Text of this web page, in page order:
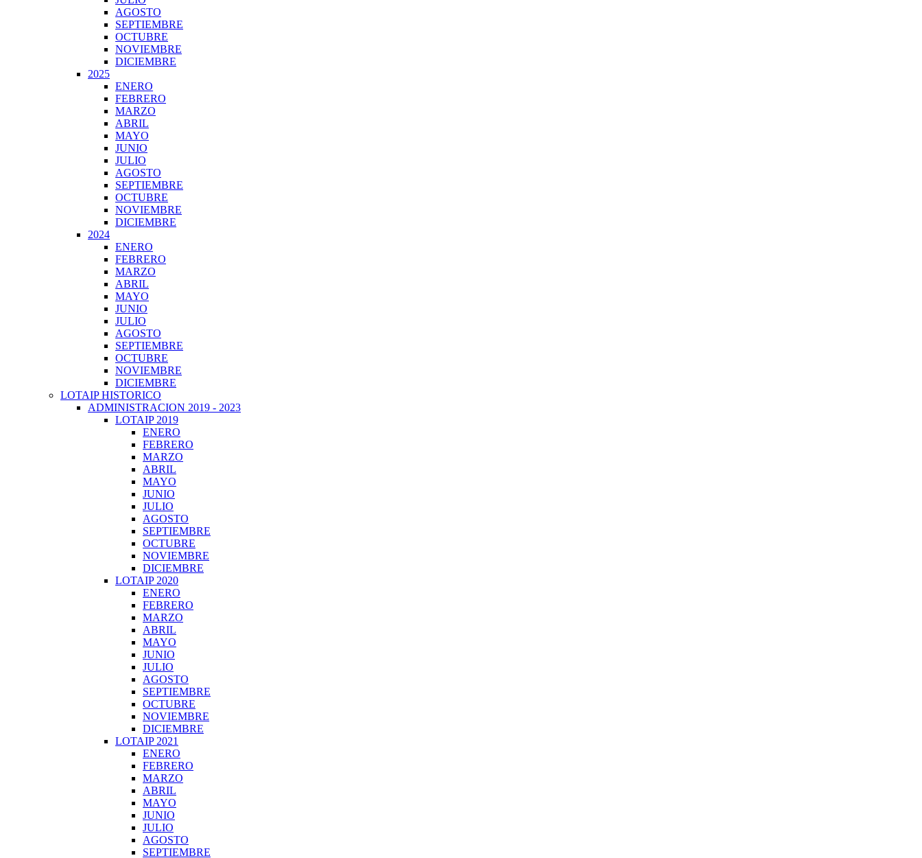
AGOSTO
SEPTIEMBRE
OCTUBRE
NOVIEMBRE
DICIEMBRE
2025
ENERO
FEBRERO
MARZO
ABRIL
MAYO
JUNIO
JULIO
AGOSTO
SEPTIEMBRE
OCTUBRE
NOVIEMBRE
DICIEMBRE
2024
ENERO
FEBRERO
MARZO
ABRIL
MAYO
JUNIO
JULIO
AGOSTO
SEPTIEMBRE
OCTUBRE
NOVIEMBRE
DICIEMBRE
LOTAIP HISTORICO
ADMINISTRACION 2019 - 2023
LOTAIP 2019
ENERO
FEBRERO
MARZO
ABRIL
MAYO
JUNIO
JULIO
AGOSTO
SEPTIEMBRE
OCTUBRE
NOVIEMBRE
DICIEMBRE
LOTAIP 2020
ENERO
FEBRERO
MARZO
ABRIL
MAYO
JUNIO
JULIO
AGOSTO
SEPTIEMBRE
OCTUBRE
NOVIEMBRE
DICIEMBRE
LOTAIP 2021
ENERO
FEBRERO
MARZO
ABRIL
MAYO
JUNIO
JULIO
AGOSTO
SEPTIEMBRE